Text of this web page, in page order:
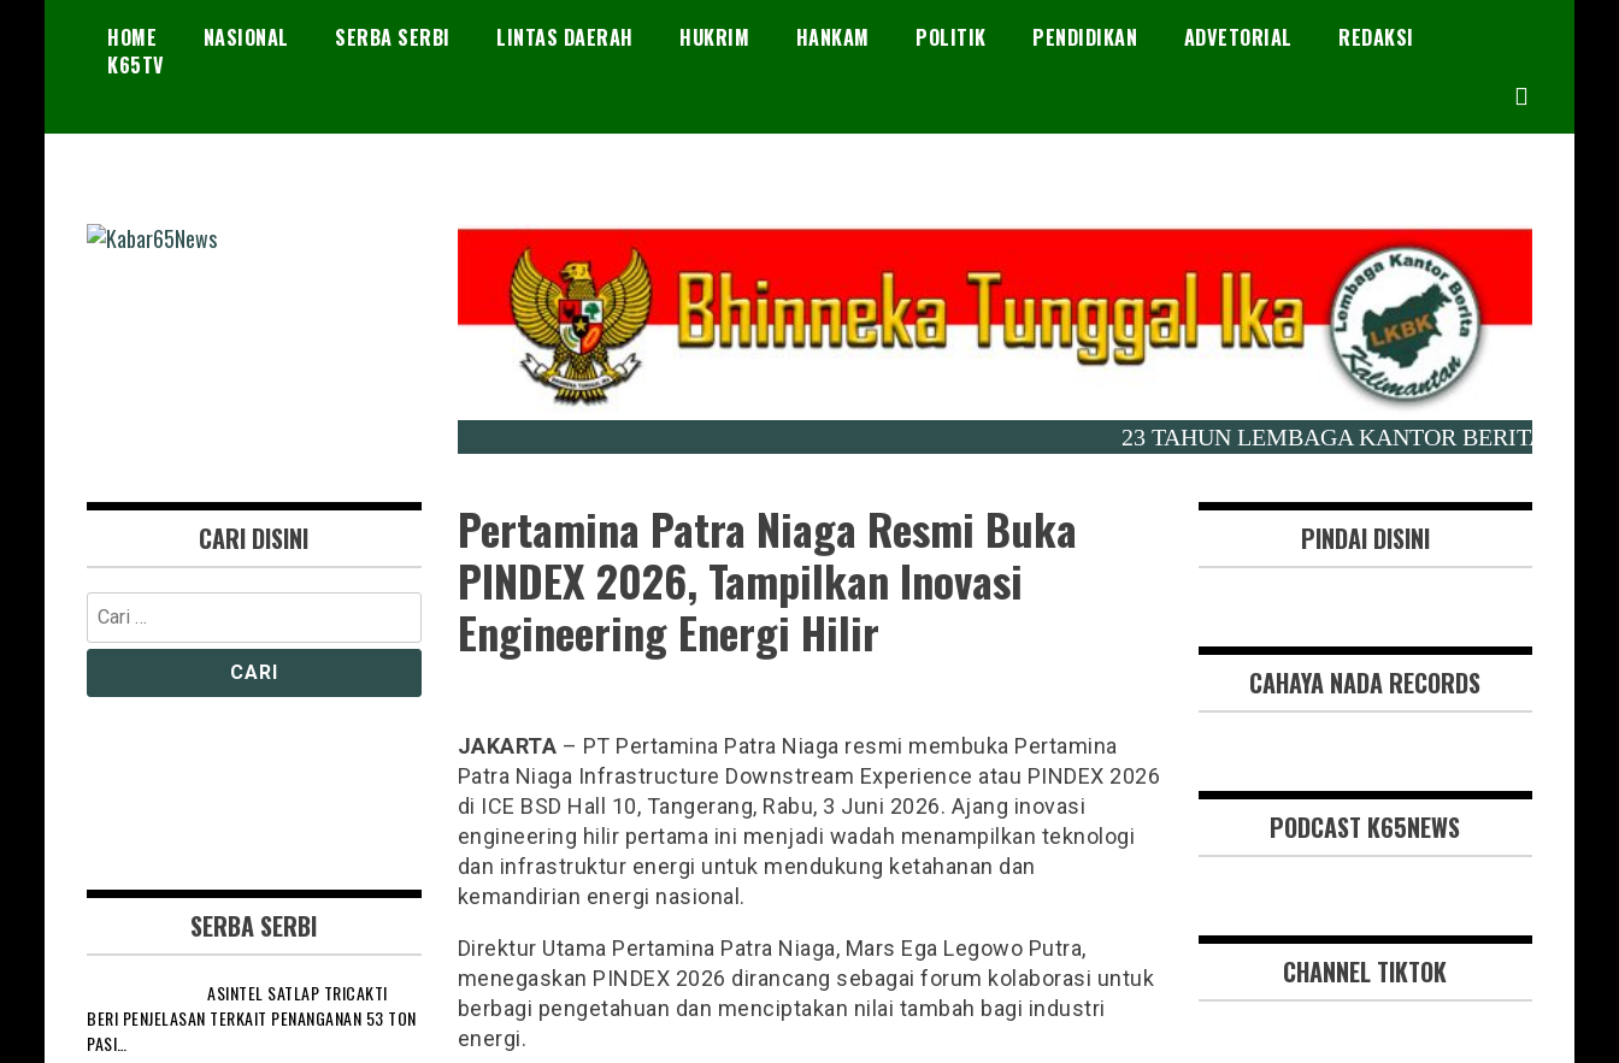
HOME NASIONAL SERBA SERBI LINTAS DAERAH HUKRIM HANKAM POLITIK PENDIDIKAN ADVETORIAL
REDAKSI
K65TV
23 TAHUN LEMBAGA KANTOR BERITA
Pertamina Patra Niaga Resmi Buka
PINDEX 2026, Tampilkan Inovasi
Engineering Energi Hilir
JAKARTA – PT Pertamina Patra Niaga resmi membuka Pertamina
Patra Niaga Infrastructure Downstream Experience atau PINDEX 2026
di ICE BSD Hall 10, Tangerang, Rabu, 3 Juni 2026. Ajang inovasi
engineering hilir pertama ini menjadi wadah menampilkan teknologi
dan infrastruktur energi untuk mendukung ketahanan dan
kemandirian energi nasional.
Direktur Utama Pertamina Patra Niaga, Mars Ega Legowo Putra,
menegaskan PINDEX 2026 dirancang sebagai forum kolaborasi untuk
berbagi pengetahuan dan menciptakan nilai tambah bagi industri
energi.
CARI DISINI
Cari
untuk:
SERBA SERBI
ASINTEL SATLAP TRICAKTI
BERI PENJELASAN TERKAIT PENANGANAN 53 TON
PASI…
PINDAI DISINI
CAHAYA NADA RECORDS
PODCAST K65NEWS
CHANNEL TIKTOK